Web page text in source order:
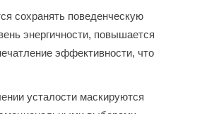
сохранять поведенческую
энергичности, повышается
эффективности, что
усталости маскируются